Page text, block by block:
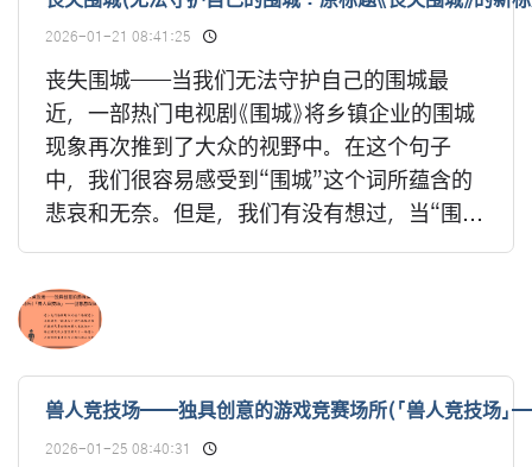
2026-01-21 08:41:25
丧失围城——当我们无法守护自己的围城最
近，一部热门电视剧《围城》将乡镇企业的围城
现象再次推到了大众的视野中。在这个句子
中，我们很容易感受到“围城”这个词所蕴含的
悲哀和无奈。但是，我们有没有想过，当“围...
兽人竞技场——独具创意的游戏竞赛场所(「兽人竞技场
2026-01-25 08:40:31